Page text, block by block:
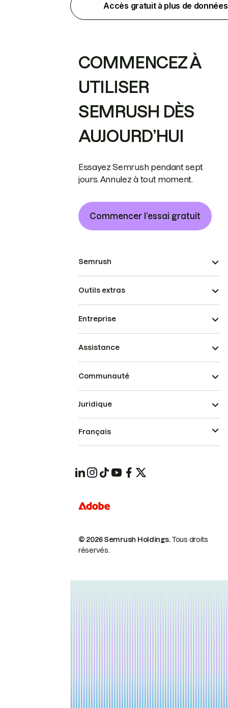
Accès gratuit à plus de données
COMMENCEZ À
UTILISER
SEMRUSH DÈS
AUJOURD’HUI
Essayez Semrush pendant sept
jours. Annulez à tout moment.
Commencer l’essai gratuit
Semrush
Outils extras
Entreprise
Assistance
Communauté
© 2026 Semrush Holdings.Tous droits
réservés.
Juridique
Français